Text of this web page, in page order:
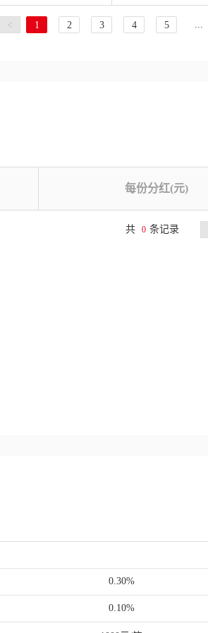
< 1 2 3 4 5 ...
每份分红(元)
共 0 条记录
0.30%
0.10%